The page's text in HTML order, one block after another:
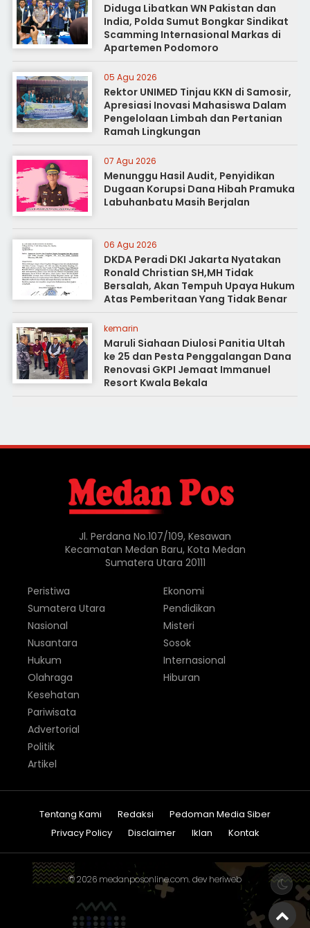
Diduga Libatkan WN Pakistan dan
India, Polda Sumut Bongkar Sindikat
Scamming Internasional Markas di
Apartemen Podomoro
05 Agu 2026
Rektor UNIMED Tinjau KKN di Samosir,
Apresiasi Inovasi Mahasiswa Dalam
Pengelolaan Limbah dan Pertanian
Ramah Lingkungan
07 Agu 2026
Menunggu Hasil Audit, Penyidikan
Dugaan Korupsi Dana Hibah Pramuka
Labuhanbatu Masih Berjalan
06 Agu 2026
DKDA Peradi DKI Jakarta Nyatakan
Ronald Christian SH,MH Tidak
Bersalah, Akan Tempuh Upaya Hukum
Atas Pemberitaan Yang Tidak Benar
kemarin
Maruli Siahaan Diulosi Panitia Ultah
ke 25 dan Pesta Penggalangan Dana
Renovasi GKPI Jemaat Immanuel
Resort Kwala Bekala
Jl. Perdana No.107/109, Kesawan
Kecamatan Medan Baru, Kota Medan
Sumatera Utara 20111
Peristiwa
Sumatera Utara
Nasional
Nusantara
Hukum
Olahraga
Ekonomi
Pendidikan
Misteri
Sosok
Internasional
Hiburan
Kesehatan
Pariwisata
Advertorial
Politik
Artikel
Tentang Kami Redaksi
Pedoman Media Siber
Privacy Policy
Disclaimer Iklan Kontak
© 2026 medanposonline.com. dev heriweb